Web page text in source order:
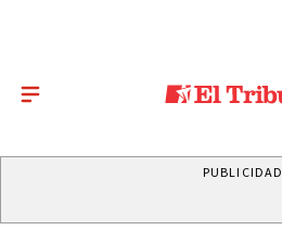
PUBLICIDAD